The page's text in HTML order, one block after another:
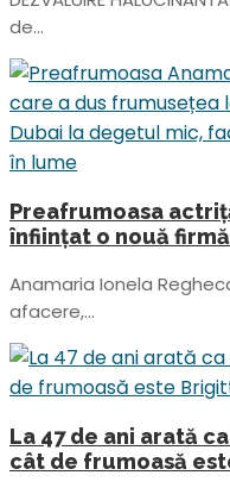
de...
Preafrumoasa
înfiinţat o nouă
Anamaria Ionela
afacere,...
La 47 de ani arată
cât de frumoasă